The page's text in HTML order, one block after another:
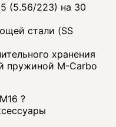
(5.56/223) на 30
стали (SS
хранения
пружиной M-Carbo
?